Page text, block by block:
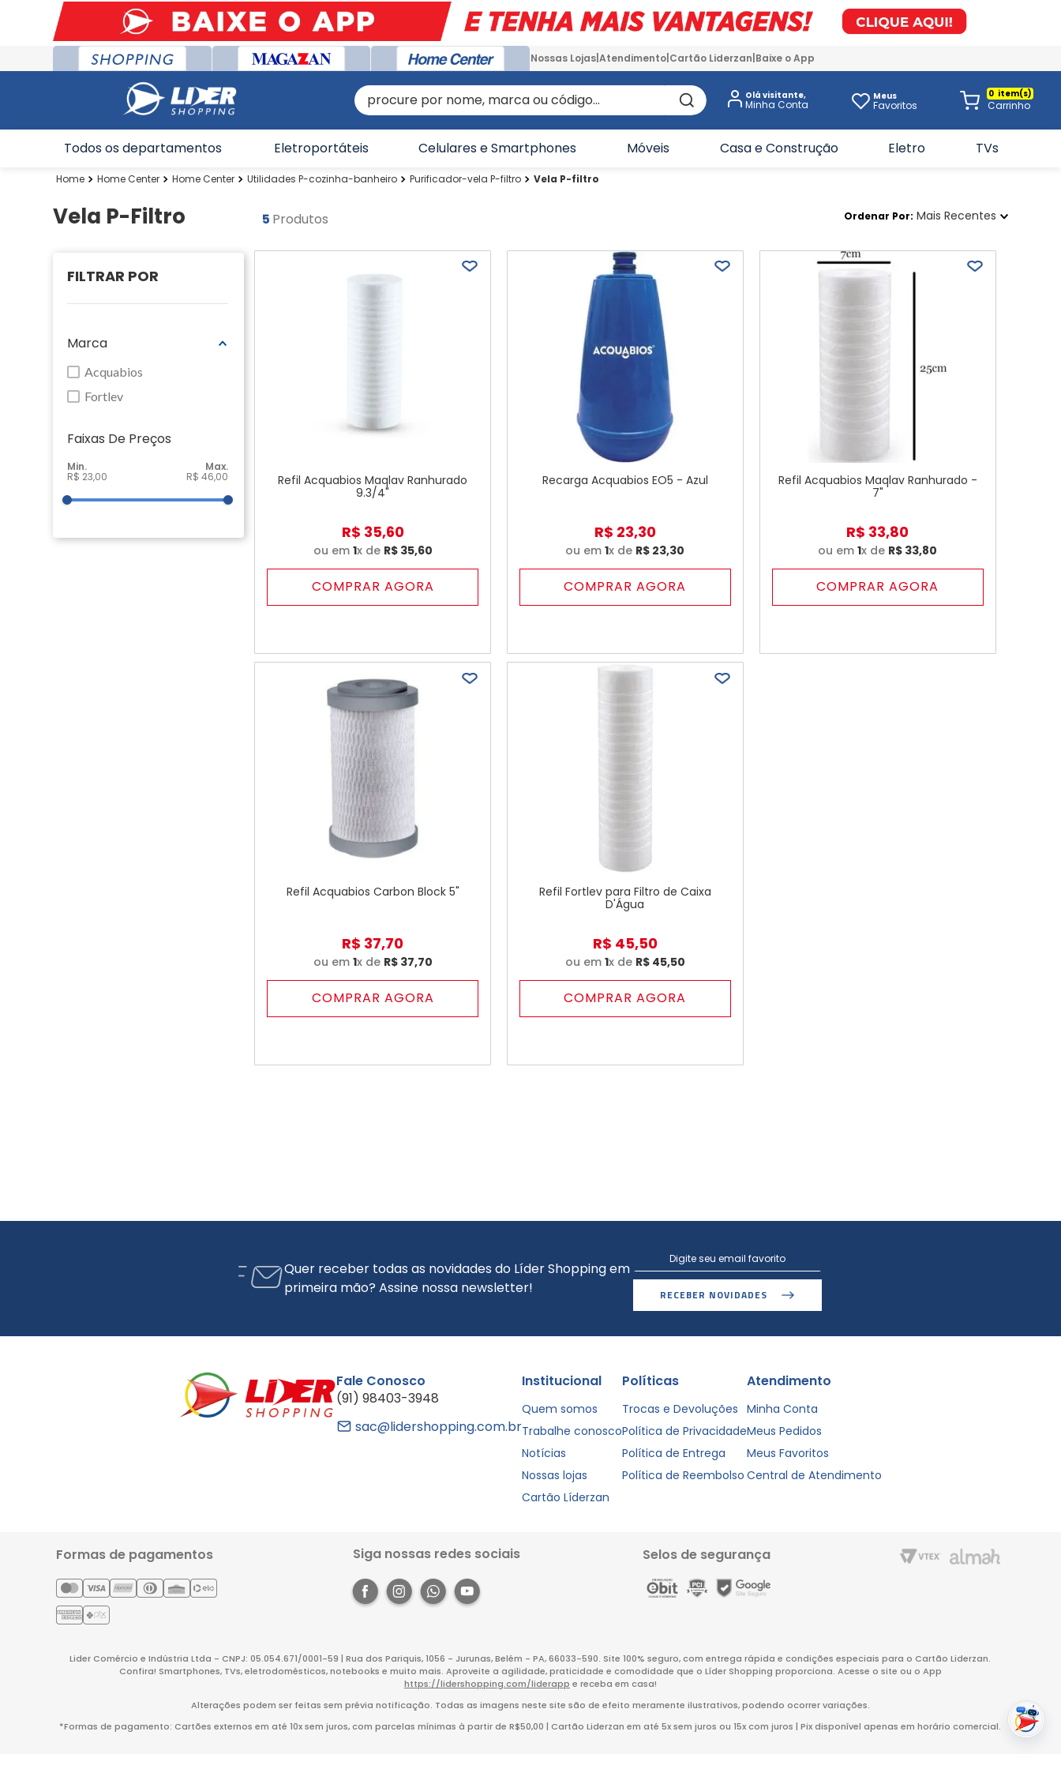
Nossas Lojas Atendimento Cartão Liderzan Baixe o App
procure por nome, marca ou código... Olá visitante, Meus
Favoritos
0
Todos os departamentos Eletroportáteis Celulares e Smartphones Móveis Casa e Construção Eletro TVs
Home Center Home Center Utilidades P-cozinha-banheiro Purificador-vela P-filtro Vela P-filtro
Vela P-Filtro
Marca
Acquabios
Fortlev
Faixas De Preço
R$ 23,00 R$ 46,00
5 Produtos Ordenar Por Mais Recentes
Refil Acquabios Maqlav Ranhurado
9.3/4"
R$ 35,60
ou em 1x de R$ 35,60
COMPRAR AGORA
Recarga Acquabios EO5 - Azul
R$ 23,30
ou em1x de R$ 23,30
COMPRAR AGORA
Refil Acquabios Maqlav Ranhurado -
7"
R$ 33,80
ou em1x de R$ 33,80
COMPRAR AGORA
Refil Acquabios Carbon Block 5"
R$ 37,70
ou em 1x de R$ 37,70
COMPRAR AGORA
Refil Fortlev para Filtro de Caixa
D'Água
R$ 45,50
ou em 1x de R$ 45,50
COMPRAR AGORA
Quer receber todas as novidades do Líder Shopping em
primeira mão? Assine nossa newsletter!
RECEBER NOVIDADES
Fale Conosco
(91) 98403-3948
sac@lidershopping.com.br
Institucional
Quem somos
Trabalhe conosco
Notícias
Nossas lojas
Cartão Líderzan
Políticas
Trocas e Devoluções
Política de Privacidade
Política de Entrega
Política de Reembolso
Atendimento
Minha Conta
Meus Pedidos
Meus Favoritos
Central de Atendimento
Formas de pagamentos Siga nossas redes sociais Selos de segurança
Lider Comércio e Indústria Ltda - CNPJ: 05.054.671/0001-59 | Rua dos Pariquis, 1056 - Jurunas, Belém - PA, 66033-590. Site 100% seguro, com entrega rápida e condições especiais para o Cartão Liderzan.
Confira! Smartphones, TVs, eletrodomésticos, notebooks e muito mais. Aproveite a agilidade, praticidade e comodidade que o Líder Shopping proporciona. Acesse o site ou o App
https://lidershopping.com/liderapp e receba em casa!
Alterações podem ser feitas sem prévia notificação. Todas as imagens neste site são de efeito meramente ilustrativos, podendo ocorrer variações.
*Formas de pagamento: Cartões externos em até 10x sem juros, com parcelas mínimas à partir de R$50,00 | Cartão Liderzan em até 5x sem juros ou 15x com juros | Pix disponível apenas em horário comercial.